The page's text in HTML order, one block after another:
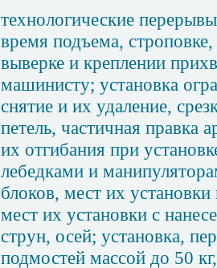
технологические
время подъема,
выверке и креплении
машинисту; установка
снятие и их удаление,
петель, частичная правка
их отгибания при
лебедками и
блоков, мест их
мест их установки с
струн, осей; установка,
подмостей массой до 50